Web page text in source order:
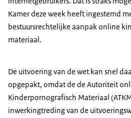
Kamer deze week heeft ingestemd
bestuursrechtelijke aanpak online
materiaal.
De uitvoering van de wet kan snel
opgepakt, omdat de de Autoriteit
Kinderpornografisch Materiaal
inwerkingtreding van de